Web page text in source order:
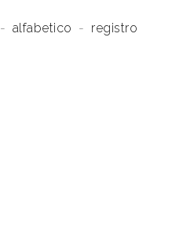
- alfabetico - registro